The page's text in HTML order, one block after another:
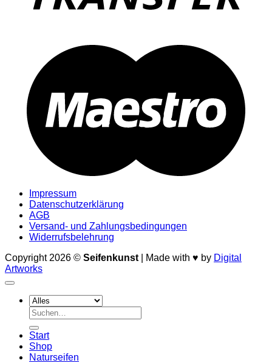
Impressum
Datenschutzerklärung
AGB
Versand- und Zahlungsbedingungen
Widerrufsbelehrung
Copyright 2026 © Seifenkunst | Made with ♥ by Digital
Artworks
Suche
nach:
Start
Shop
Naturseifen